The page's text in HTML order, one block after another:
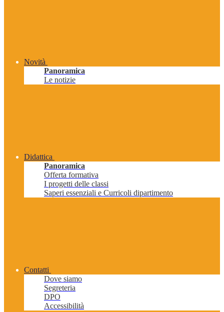
Novità
Panoramica
Le notizie
Didattica
Panoramica
Offerta formativa
I progetti delle classi
Saperi essenziali e Curricoli dipartimento
Contatti
Dove siamo
Segreteria
DPO
Accessibilità